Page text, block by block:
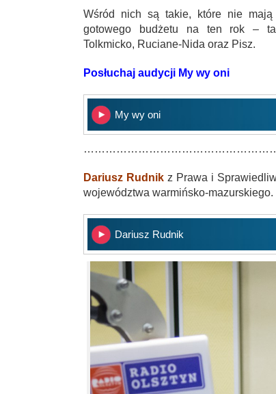
Wśród nich są takie, które nie mają
gotowego budżetu na ten rok –
Tolkmicko, Ruciane-Nida oraz Pisz.
Posłuchaj audycji My wy oni
My wy oni
Dariusz Rudnik z Prawa i
województwa warmińsko-mazurskiego.
Dariusz Rudnik